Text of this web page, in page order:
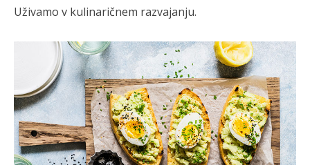
Uživamo v kulinaričnem razvajanju.